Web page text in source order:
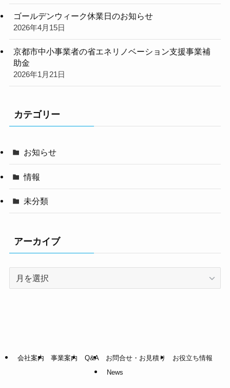
ゴールデンウィーク休業日のお知らせ
2026年4月15日
京都市中小事業者の省エネリノベーション支援事業補
助金
2026年1月21日
カテゴリー
お知らせ
情報
未分類
アーカイブ
会社案内 事業案内 Q&A お問合せ・お見積り
お役立ち情報
News